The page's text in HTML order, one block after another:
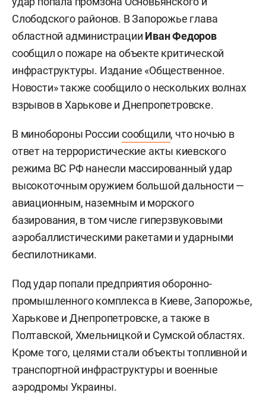
Слободского районов. В Запорожье глава
областной администрации Иван Федоров
сообщил о пожаре на объекте критической
инфраструктуры. Издание «Общественное.
Новости» также сообщило о нескольких волнах
взрывов в Харькове и Днепропетровске.
В минобороны Россиисообщили, что ночью в
ответ на террористические акты киевского
режима ВС РФ нанесли массированный удар
высокоточным оружием большой дальности —
авиационным, наземным и морского
базирования, в том числе гиперзвуковыми
аэробаллистическими ракетами и ударными
беспилотниками.
Под удар попали предприятия оборонно-
промышленного комплекса в Киеве, Запорожье,
Харькове и Днепропетровске, а также в
Полтавской, Хмельницкой и Сумской областях.
Кроме того, целями стали объекты топливной и
транспортной инфраструктуры и военные
аэродромы Украины.